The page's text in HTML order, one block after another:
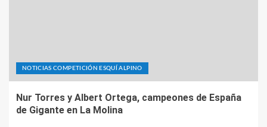
NOTICIAS COMPETICIÓN ESQUÍ ALPINO
Nur Torres y Albert Ortega, campeones de España
de Gigante en La Molina